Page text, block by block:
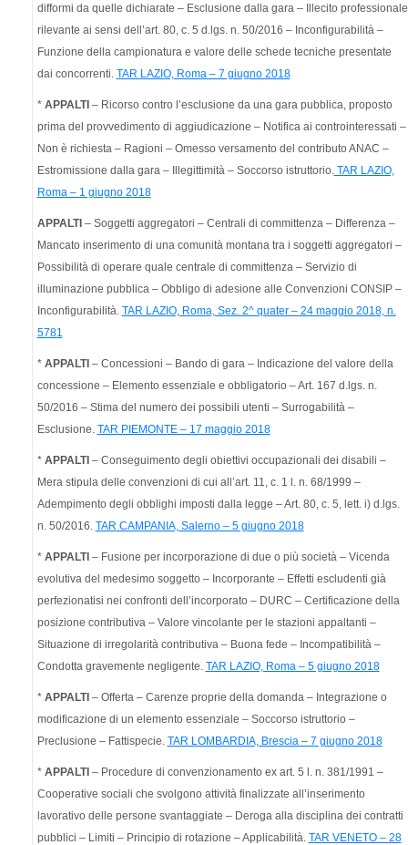
difformi da quelle dichiarate – Esclusione dalla gara – Illecito professionale
rilevante ai sensi dell’art. 80, c. 5 d.lgs. n. 50/2016 – Inconfigurabilità –
Funzione della campionatura e valore delle schede tecniche presentate
dai concorrenti. TAR LAZIO, Roma – 7 giugno 2018
* APPALTI – Ricorso contro l’esclusione da una gara pubblica, proposto
prima del provvedimento di aggiudicazione – Notifica ai controinteressati –
Non è richiesta – Ragioni – Omesso versamento del contributo ANAC –
Estromissione dalla gara – Illegittimità – Soccorso istruttorio.TAR LAZIO,
Roma – 1 giugno 2018
APPALTI – Soggetti aggregatori – Centrali di committenza – Differenza –
Mancato inserimento di una comunità montana tra i soggetti aggregatori –
Possibilità di operare quale centrale di committenza – Servizio di
illuminazione pubblica – Obbligo di adesione alle Convenzioni CONSIP –
Inconfigurabilità. TAR LAZIO, Roma, Sez. 2^ quater – 24 maggio 2018, n.
5781
* APPALTI – Concessioni – Bando di gara – Indicazione del valore della
concessione – Elemento essenziale e obbligatorio – Art. 167 d.lgs. n.
50/2016 – Stima del numero dei possibili utenti – Surrogabilità –
Esclusione. TAR PIEMONTE – 17 maggio 2018
* APPALTI – Conseguimento degli obiettivi occupazionali dei disabili –
Mera stipula delle convenzioni di cui all’art. 11, c. 1 l. n. 68/1999 –
Adempimento degli obblighi imposti dalla legge – Art. 80, c. 5, lett. i) d.lgs.
n. 50/2016. TAR CAMPANIA, Salerno – 5 giugno 2018
* APPALTI – Fusione per incorporazione di due o più società – Vicenda
evolutiva del medesimo soggetto – Incorporante – Effetti escludenti già
perfezionatisi nei confronti dell’incorporato – DURC – Certificazione della
posizione contributiva – Valore vincolante per le stazioni appaltanti –
Situazione di irregolarità contributiva – Buona fede – Incompatibilità –
Condotta gravemente negligente. TAR LAZIO, Roma – 5 giugno 2018
* APPALTI – Offerta – Carenze proprie della domanda – Integrazione o
modificazione di un elemento essenziale – Soccorso istruttorio –
Preclusione – Fattispecie. TAR LOMBARDIA, Brescia – 7 giugno 2018
* APPALTI – Procedure di convenzionamento ex art. 5 l. n. 381/1991 –
Cooperative sociali che svolgono attività finalizzate all’inserimento
lavorativo delle persone svantaggiate – Deroga alla disciplina dei contratti
pubblici – Limiti – Principio di rotazione – Applicabilità. TAR VENETO – 28